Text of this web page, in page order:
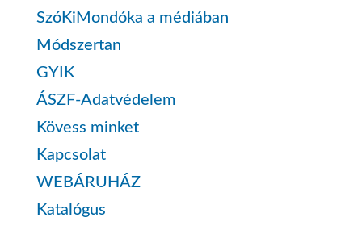
SzóKiMondóka a médiában
Módszertan
GYIK
ÁSZF-Adatvédelem
Kövess minket
Kapcsolat
WEBÁRUHÁZ
Katalógus